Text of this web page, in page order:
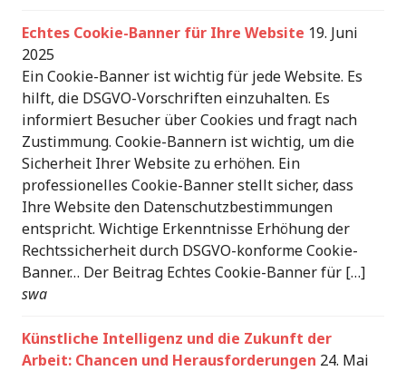
Echtes Cookie-Banner für Ihre Website 19. Juni
2025
Ein Cookie-Banner ist wichtig für jede Website. Es
hilft, die DSGVO-Vorschriften einzuhalten. Es
informiert Besucher über Cookies und fragt nach
Zustimmung. Cookie-Bannern ist wichtig, um die
Sicherheit Ihrer Website zu erhöhen. Ein
professionelles Cookie-Banner stellt sicher, dass
Ihre Website den Datenschutzbestimmungen
entspricht. Wichtige Erkenntnisse Erhöhung der
Rechtssicherheit durch DSGVO-konforme Cookie-
Banner… Der Beitrag Echtes Cookie-Banner für […]
swa
Künstliche Intelligenz und die Zukunft der
Arbeit: Chancen und Herausforderungen 24. Mai